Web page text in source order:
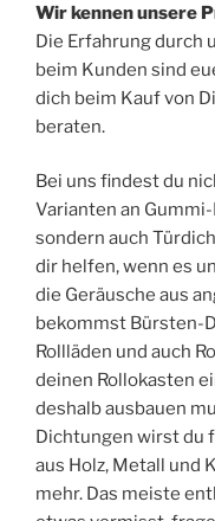
Wir kennen unsere
Die Erfahrung durch
beim Kunden sind
dich beim Kauf von
beraten.
Bei uns findest du
Varianten an
sondern auch
dir helfen, wenn es
die Geräusche aus
bekommst Bürsten-
Rollläden und auch
deinen Rollokasten
deshalb ausbauen
Dichtungen wirst du
aus Holz, Metall und
mehr. Das meiste